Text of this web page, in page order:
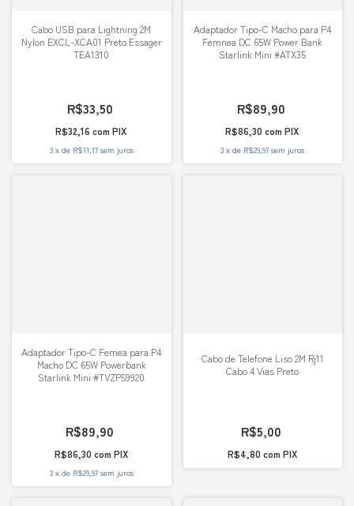
Cabo USB para Lightning 2M
Nylon EXCL-XCA01 Preto Essager
TEA1310
R$33,50
R$32,16com PIX
3 x de R$11,17 sem juros
Adaptador Tipo-C Macho para P4
Femnea DC 65W Power Bank
Starlink Mini #ATX35
R$89,90
R$86,30com PIX
3 xde R$29,97 sem juros
Adaptador Tipo-C Femea para P4
Macho DC 65W Powerbank
Starlink Mini #TVZP59920
R$89,90
R$86,30 com PIX
3 x de R$29,97 sem juros
Cabo de Telefone Liso 2M Rj11
Cabo 4 Vias Preto
R$5,00
R$4,80 com PIX